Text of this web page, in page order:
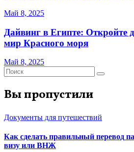
Май 8, 2025
Дайвинг в Египте: Откройте
мир Красного моря
Май 8, 2025
Вы пропустили
Документы для путешествий
Как сделать правильный перевод
визу или ВНЖ